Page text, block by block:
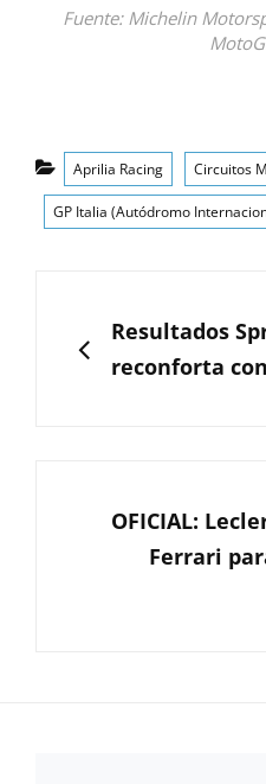
Fuente: Michelin
Categorías
Aprilia Racing Circuitos
GP Italia (Autódromo
entradas
ANTERIOR
Resultados
reconforta
SIGUIENTE
OFICIAL:
Ferrari